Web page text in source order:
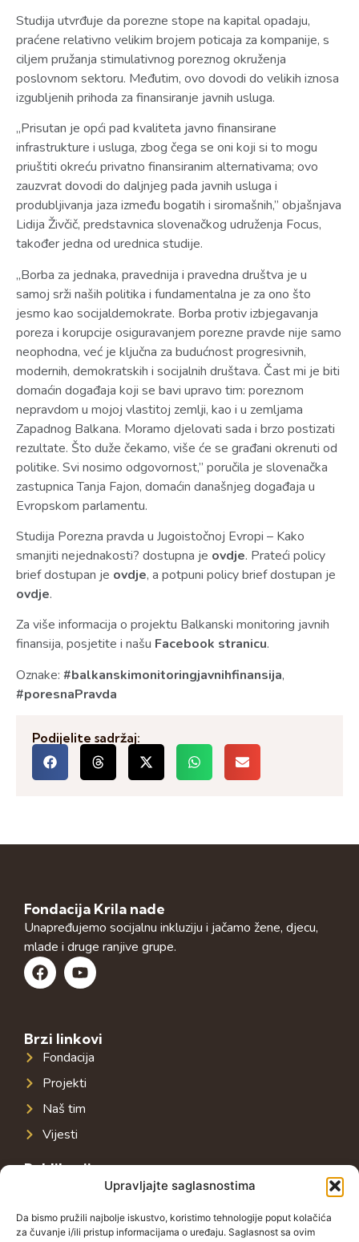
Upravljajte saglasnostima
Da bismo pružili najbolje iskustvo, koristimo tehnologije poput kolačića
za čuvanje i/ili pristup informacijama o uređaju. Saglasnost sa ovim
Studija utvrđuje da porezne stope na kapital opadaju,
praćene relativno velikim brojem poticaja za kompanije, s
ciljem pružanja stimulativnog poreznog okruženja
poslovnom sektoru. Međutim, ovo dovodi do velikih iznosa
izgubljenih prihoda za finansiranje javnih usluga.
„Prisutan je opći pad kvaliteta javno finansirane
infrastrukture i usluga, zbog čega se oni koji si to mogu
priuštiti okreću privatno finansiranim alternativama; ovo
zauzvrat dovodi do daljnjeg pada javnih usluga i
produbljivanja jaza između bogatih i siromašnih,” objašnjava
Lidija Živčič, predstavnica slovenačkog udruženja Focus,
također jedna od urednica studije.
„Borba za jednaka, pravednija i pravedna društva je u
samoj srži naših politika i fundamentalna je za ono što
jesmo kao socijaldemokrate. Borba protiv izbjegavanja
poreza i korupcije osiguravanjem porezne pravde nije samo
neophodna, već je ključna za budućnost progresivnih,
modernih, demokratskih i socijalnih društava. Čast mi je biti
domaćin događaja koji se bavi upravo tim: poreznom
nepravdom u mojoj vlastitoj zemlji, kao i u zemljama
Zapadnog Balkana. Moramo djelovati sada i brzo postizati
rezultate. Što duže čekamo, više će se građani okrenuti od
politike. Svi nosimo odgovornost,” poručila je slovenačka
zastupnica Tanja Fajon, domaćin današnjeg događaja u
Evropskom parlamentu.
Studija Porezna pravda u Jugoistočnoj Evropi – Kako
smanjiti nejednakosti? dostupna je ovdje. Prateći policy
brief dostupan je ovdje, a potpuni policy brief dostupan je
ovdje.
Za više informacija o projektu Balkanski monitoring javnih
finansija, posjetite i našu Facebook stranicu.
Oznake: #balkanskimonitoringjavnihfinansija,
#poresnaPravda
Podijelite sadržaj:
Fondacija Krila nade
Unapređujemo socijalnu inkluziju i jačamo žene, djecu,
mlade i druge ranjive grupe.
Brzi linkovi
Fondacija
Projekti
Naš tim
Vijesti
Publikacije
Javna infrastruktura u jugoistočnoj Evropi
Javni dug u jugoistočnoj Evropi